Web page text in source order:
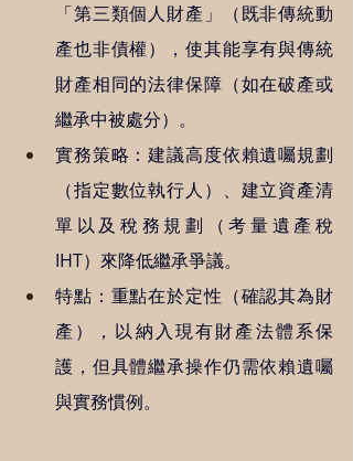
「第三類個人財產」（既非傳統動
產也非債權），使其能享有與傳統
財產相同的法律保障（如在破產或
繼承中被處分）。
實務策略：建議高度依賴遺囑規劃
（指定數位執行人）、建立資產清
單以及稅務規劃（考量遺產稅
IHT）來降低繼承爭議。
特點：重點在於定性（確認其為財
產），以納入現有財產法體系保
護，但具體繼承操作仍需依賴遺囑
與實務慣例。